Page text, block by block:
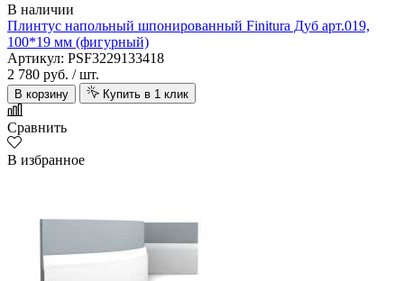
В наличии
Плинтус напольный шпонированный Finitura Дуб арт.019,
100*19 мм (фигурный)
Артикул: PSF3229133418
2 780 руб. / шт.
В корзину Купить в 1 клик
Сравнить
В избранное